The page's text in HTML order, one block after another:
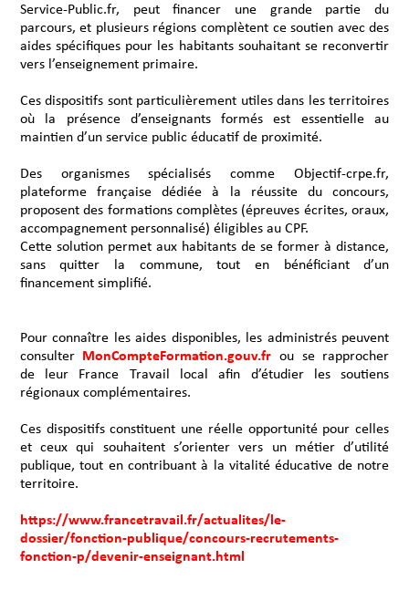
Service-Public.fr, peut financer une grande partie du
parcours, et plusieurs régions complètent ce soutien avec des
aides spécifiques pour les habitants souhaitant se reconvertir
vers l’enseignement primaire.
Ces dispositifs sont particulièrement utiles dans les territoires
où la présence d’enseignants formés est essentielle au
maintien d’un service public éducatif de proximité.
Des organismes spécialisés comme Objectif-crpe.fr,
plateforme française dédiée à la réussite du concours,
proposent des formations complètes (épreuves écrites, oraux,
accompagnement personnalisé) éligibles au CPF.
Cette solution permet aux habitants de se former à distance,
sans quitter la commune, tout en bénéficiant d’un
financement simplifié.
Pour connaître les aides disponibles, les administrés peuvent
consulter MonCompteFormation.gouv.fr ou se rapprocher
de leur France Travail local afin d’étudier les soutiens
régionaux complémentaires.
Ces dispositifs constituent une réelle opportunité pour celles
et ceux qui souhaitent s’orienter vers un métier d’utilité
publique, tout en contribuant à la vitalité éducative de notre
territoire.
https://www.francetravail.fr/actualites/le-
dossier/fonction-publique/concours-recrutements-
fonction-p/devenir-enseignant.html